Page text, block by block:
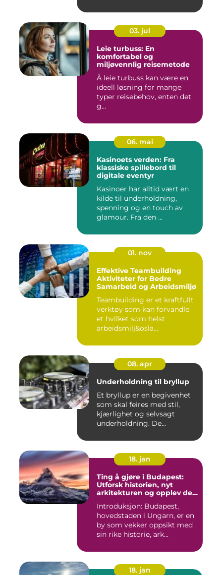
03. jul
Leie turbuss: En
komfortabel og
miljøvennlig reisemetode
Å leie turbuss kan være en
ideell løsning for mange
typer reisebehov, enten det
g...
06. mai
Kasinoets verden: Fra
klassiske spillebord til
digitale eventyr
Kasinoer har alltid vært en
kilde til underholdning,
spenning og en touch av
glamour. Fra den ...
01. nov
Effektive Teambuilding
Aktiviteter for Bedre
Samarbeid og Arbeidsmiljø
Teambuilding er et kraftfullt
verktøy som kan forvandle
et hvilket som helst
arbeidsmilj&osla...
08. apr
Underholdning til bryllup
Et bryllup er en begivenhet
som skal feires med stil,
kjærlighet og selvsagt
underholdning. De...
18. jan
Ting å gjøre i Budapest:
Utforsk historien, nyt
arkitekturen og opplev det
Introduksjon: Budapest,
hovedstaden i Ungarn, er en
by som vekker oppsikt med
sin rike historie, ark...
18. jan